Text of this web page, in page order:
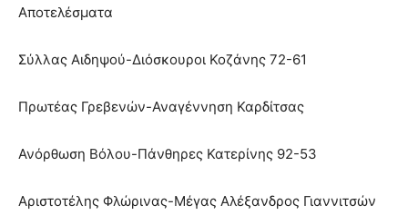
Αποτελέσματα
Σύλλας Αιδηψού-Διόσκουροι Κοζάνης 72-61
Πρωτέας Γρεβενών-Αναγέννηση Καρδίτσας
Ανόρθωση Βόλου-Πάνθηρες Κατερίνης 92-53
Αριστοτέλης Φλώρινας-Μέγας Αλέξανδρος Γιαννιτσών